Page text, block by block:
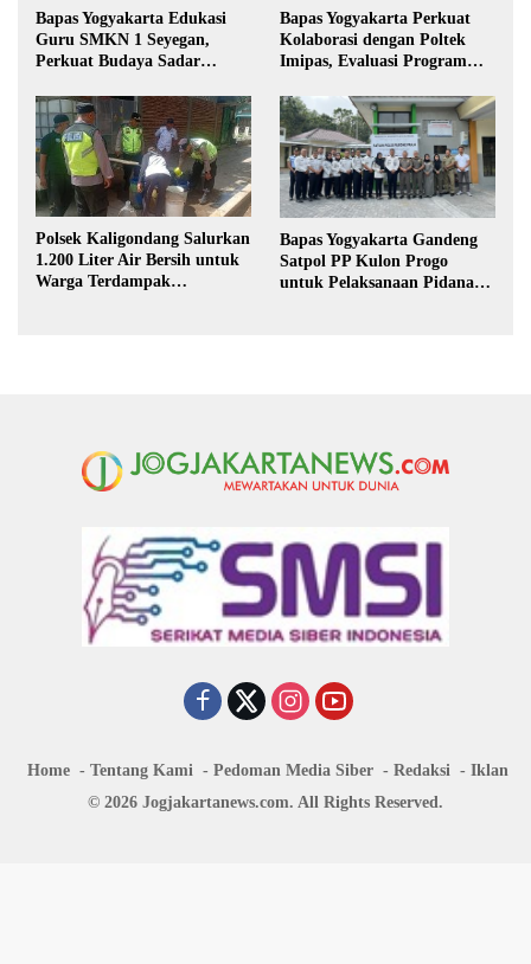
Bapas Yogyakarta Edukasi
Guru SMKN 1 Seyegan,
Perkuat Budaya Sadar
Bapas Yogyakarta Perkuat
Kolaborasi dengan Poltek
Imipas, Evaluasi Program
Polsek Kaligondang Salurkan
1.200 Liter Air Bersih untuk
Warga Terdampak
Bapas Yogyakarta Gandeng
Satpol PP Kulon Progo
untuk Pelaksanaan Pidana
Home Tentang Kami Pedoman Media Siber Redaksi
Iklan
© 2026 Jogjakartanews.com. All Rights Reserved.